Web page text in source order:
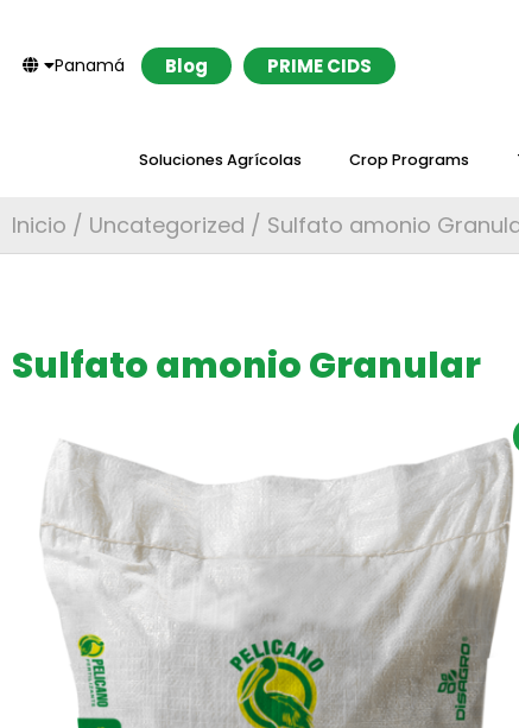
Panamá Blog PRIME CIDS
Soluciones Agrícolas Crop Programs
Inicio / Uncategorized / Sulfato amonio
Sulfato amonio Granular